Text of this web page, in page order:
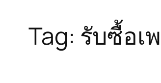
Tag: รับซื้อเ